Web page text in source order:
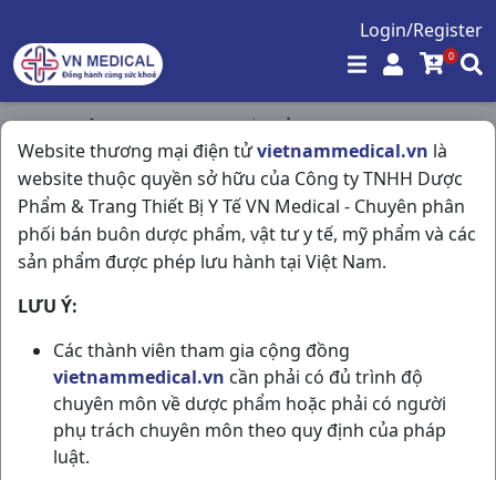
Login/Register
0
Website thương mại điện tửvietnammedical.vn là
website thuộc quyền sở hữu của Công ty TNHH Dược
Phẩm & Trang Thiết Bị Y Tế VN Medical - Chuyên phân
phối bán buôn dược phẩm, vật tư y tế, mỹ phẩm và các
sản phẩm được phép lưu hành tại Việt Nam.
LƯU Ý:
Các thành viên tham gia cộng đồng
vietnammedical.vn cần phải có đủ trình độ
chuyên môn về dược phẩm hoặc phải có người
phụ trách chuyên môn theo quy định của pháp
luật.
Trang chủ / Vitamin & Thuốc Bổ /
Nadyfer H20ống10ml Nadyphar